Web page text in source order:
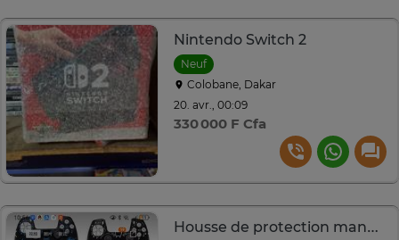
Nintendo Switch 2
Neuf
Colobane, Dakar
20. avr., 00:09
330 000 F Cfa
Housse de protection manette dualsens PlayStation 5